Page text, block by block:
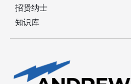
招贤纳士
知识库